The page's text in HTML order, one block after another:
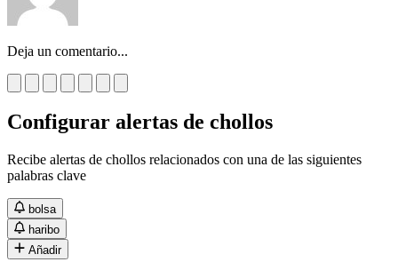
Deja un comentario...
Configurar alertas de chollos
Recibe alertas de chollos relacionados con una de las siguientes
palabras clave
bolsa
haribo
Añadir